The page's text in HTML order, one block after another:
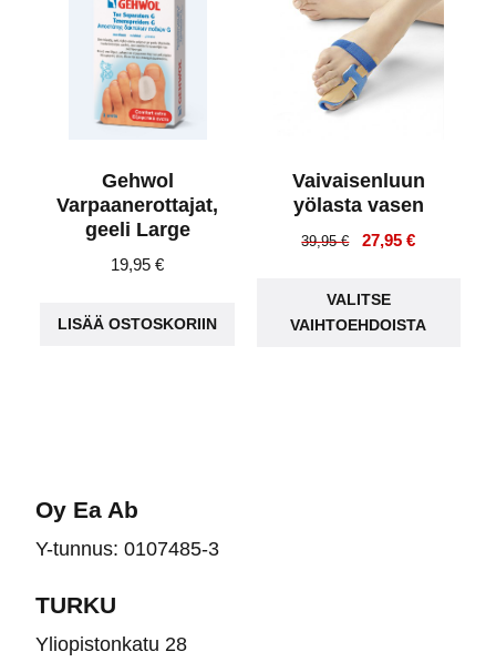
Gehwol
Varpaanerottajat,
geeli Large
19,95€
LISÄÄ OSTOSKORIIN
Vaivaisenluun
yölasta vasen
39,95€
Alkuperäinen
oli:
39,95 €.
27,95€Nykyinen
27,95 €.
VALITSE
VAIHTOEHDOISTA
Oy Ea Ab
Y-tunnus: 0107485-3
TURKU
Yliopistonkatu 28